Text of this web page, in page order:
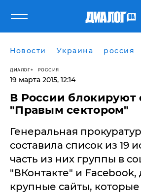
Новости Украина россия
ДИАЛОГ РОССИЯ
19 марта 2015, 12:14
В России блокируют
"Правым сектором"
Генеральная
составила список из 19
часть из них группы в
"ВКонтакте" и Facebook,
крупные сайты,